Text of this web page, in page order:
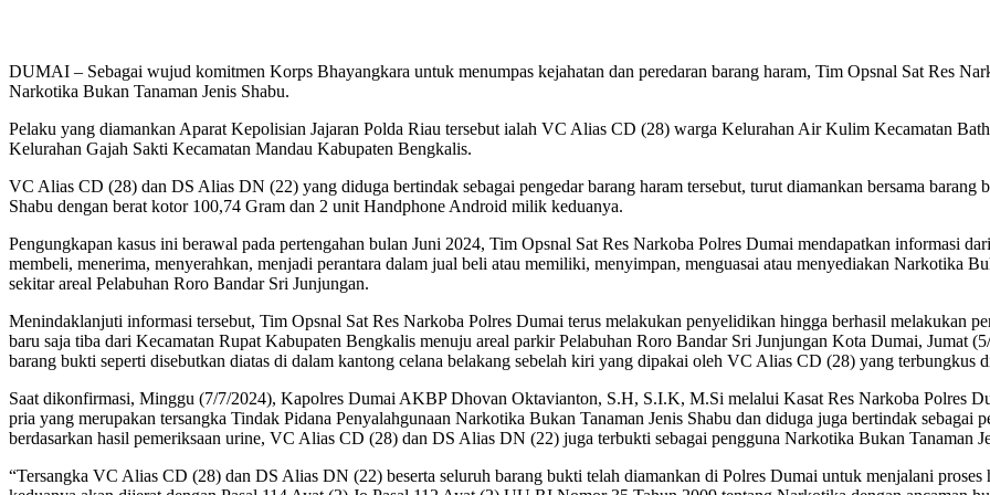
DUMAI – Sebagai wujud komitmen Korps Bhayangkara untuk menumpas kejahatan dan peredaran barang haram, Tim Opsnal Sat Res
Narkotika Bukan Tanaman Jenis Shabu.
Pelaku yang diamankan Aparat Kepolisian Jajaran Polda Riau tersebut ialah VC Alias CD (28) warga Kelurahan Air Kulim Kecamatan
Kelurahan Gajah Sakti Kecamatan Mandau Kabupaten Bengkalis.
VC Alias CD (28) dan DS Alias DN (22) yang diduga bertindak sebagai pengedar barang haram tersebut, turut diamankan bersama
Shabu dengan berat kotor 100,74 Gram dan 2 unit Handphone Android milik keduanya.
Pengungkapan kasus ini berawal pada pertengahan bulan Juni 2024, Tim Opsnal Sat Res Narkoba Polres Dumai mendapatkan informasi
membeli, menerima, menyerahkan, menjadi perantara dalam jual beli atau memiliki, menyimpan, menguasai atau menyediakan Narkotika
sekitar areal Pelabuhan Roro Bandar Sri Junjungan.
Menindaklanjuti informasi tersebut, Tim Opsnal Sat Res Narkoba Polres Dumai terus melakukan penyelidikan hingga berhasil melakukan
baru saja tiba dari Kecamatan Rupat Kabupaten Bengkalis menuju areal parkir Pelabuhan Roro Bandar Sri Junjungan Kota Dumai, Jumat
barang bukti seperti disebutkan diatas di dalam kantong celana belakang sebelah kiri yang dipakai oleh VC Alias CD (28) yang terbungkus
Saat dikonfirmasi, Minggu (7/7/2024), Kapolres Dumai AKBP Dhovan Oktavianton, S.H, S.I.K, M.Si melalui Kasat Res Narkoba Polres
pria yang merupakan tersangka Tindak Pidana Penyalahgunaan Narkotika Bukan Tanaman Jenis Shabu dan diduga juga bertindak sebagai
berdasarkan hasil pemeriksaan urine, VC Alias CD (28) dan DS Alias DN (22) juga terbukti sebagai pengguna Narkotika Bukan Tanaman
“Tersangka VC Alias CD (28) dan DS Alias DN (22) beserta seluruh barang bukti telah diamankan di Polres Dumai untuk menjalani